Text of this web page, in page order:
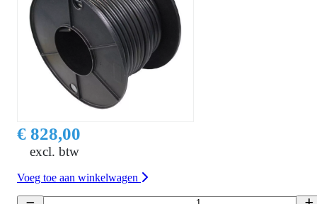
€ 828,00
excl. btw
Voeg toe aan winkelwagen